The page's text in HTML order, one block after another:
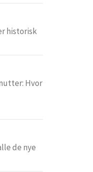
historisk
Hvor
de nye